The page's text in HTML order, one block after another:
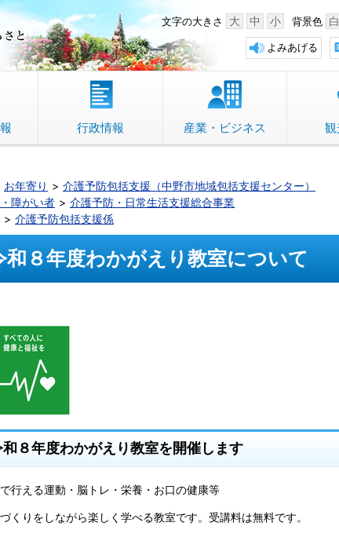
中野市 「故郷」のふるさと 背景色 白
文字の大きさ 大 中 小
よみあげる
行政情報 産業・ビジネス
お年寄り
介護予防包括支援（中野市地域包括支援センター）
障がい者
介護予防・日常生活支援総合事業
介護予防包括支援係
和８年度わかがえり教室について
和８年度わかがえり教室を開催します
行える運動・脳トレ・栄養・お口の健康等
くりをしながら楽しく学べる教室です。受講料は無料です。